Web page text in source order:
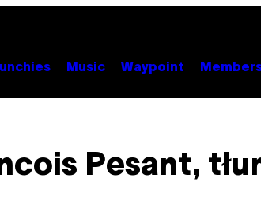
Music Waypoint
Pesant,